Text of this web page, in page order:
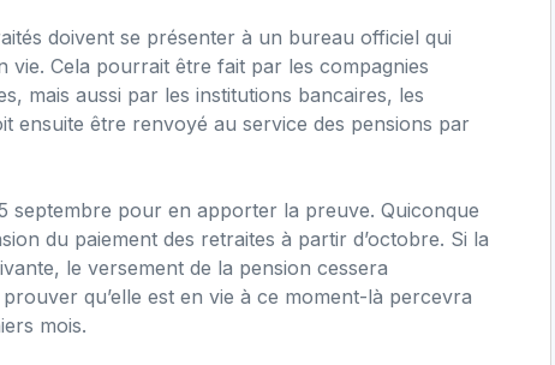
doivent se présenter à un bureau officiel qui
Cela pourrait être fait par les compagnies
mais aussi par les institutions bancaires, les
ensuite être renvoyé au service des pensions par
septembre pour en apporter la preuve. Quiconque
du paiement des retraites à partir d’octobre. Si la
le versement de la pension cessera
qu’elle est en vie à ce moment-là percevra
mois.